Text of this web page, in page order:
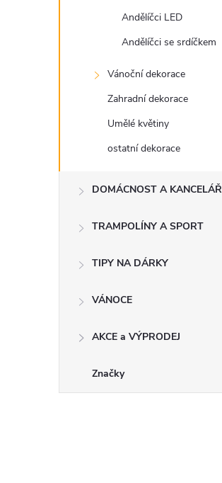
Andělíčci LED
Andělíčci se srdíčkem
Vánoční dekorace
Zahradní dekorace
Umělé květiny
ostatní dekorace
DOMÁCNOST A KANCELÁŘ
TRAMPOLÍNY A SPORT
TIPY NA DÁRKY
VÁNOCE
AKCE a VÝPRODEJ
Značky